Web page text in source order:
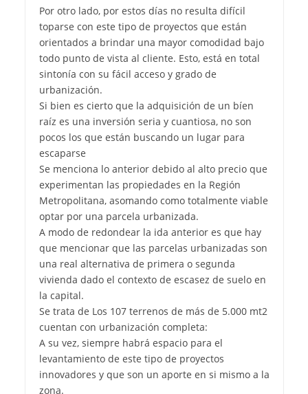
Por otro lado, por estos días no resulta difícil
toparse con este tipo de proyectos que están
orientados a brindar una mayor comodidad bajo
todo punto de vista al cliente. Esto, está en total
sintonía con su fácil acceso y grado de
urbanización.
Si bien es cierto que la adquisición de un bíen
raíz es una inversión seria y cuantiosa, no son
pocos los que están buscando un lugar para
escaparse
Se menciona lo anterior debido al alto precio que
experimentan las propiedades en la Región
Metropolitana, asomando como totalmente viable
optar por una parcela urbanizada.
A modo de redondear la ida anterior es que hay
que mencionar que las parcelas urbanizadas son
una real alternativa de primera o segunda
vivienda dado el contexto de escasez de suelo en
la capital.
Se trata de Los 107 terrenos de más de 5.000 mt2
cuentan con urbanización completa:
A su vez, siempre habrá espacio para el
levantamiento de este tipo de proyectos
innovadores y que son un aporte en si mismo a la
zona.